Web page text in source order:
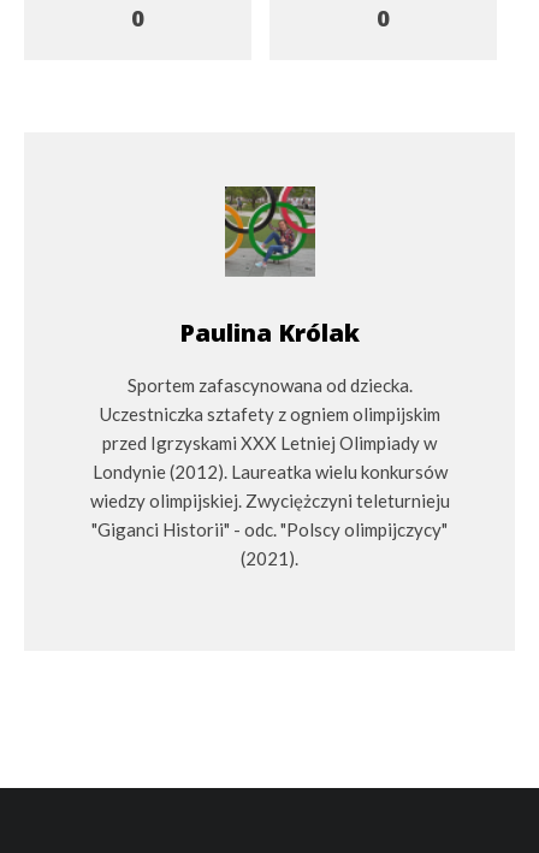
0 0
Paulina Królak
Sportem zafascynowana od dziecka.
Uczestniczka sztafety z ogniem olimpijskim
przed Igrzyskami XXX Letniej Olimpiady w
Londynie (2012). Laureatka wielu konkursów
wiedzy olimpijskiej. Zwyciężczyni teleturnieju
"Giganci Historii" - odc. "Polscy olimpijczycy"
(2021).